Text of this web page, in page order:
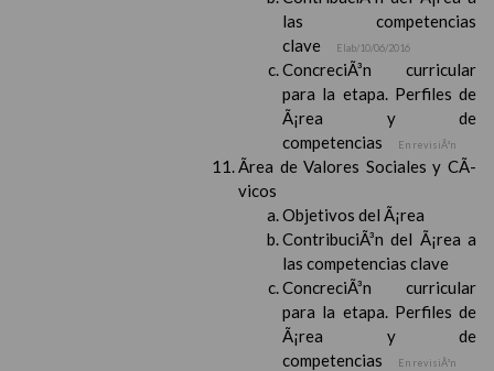
las competencias
clave
Elab/10/06/2016
ConcreciÃ³n curricular
para la etapa. Perfiles de
Ã¡rea y de
competencias
En revisiÃ³n
Ãrea de Valores Sociales y CÃ­
vicos
Objetivos del Ã¡rea
ContribuciÃ³n del Ã¡rea a
las competencias clave
ConcreciÃ³n curricular
para la etapa. Perfiles de
Ã¡rea y de
competencias
En revisiÃ³n